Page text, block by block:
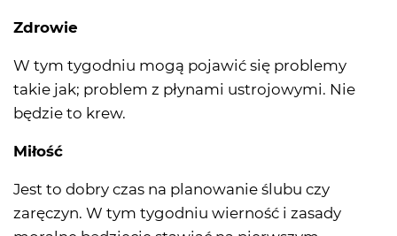
Zdrowie
W tym tygodniu mogą pojawić się problemy
takie jak; problem z płynami ustrojowymi. Nie
będzie to krew.
Miłość
Jest to dobry czas na planowanie ślubu czy
zaręczyn. W tym tygodniu wierność i zasady